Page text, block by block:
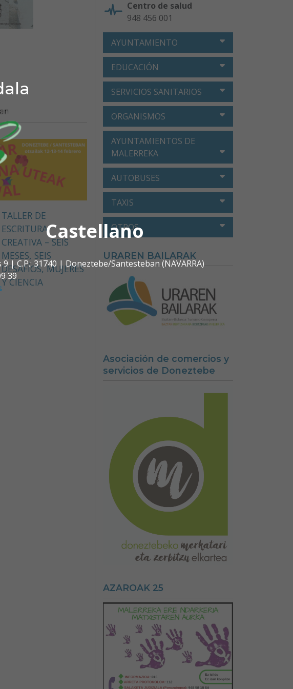
Castellano
| C.P.: 31740 | Doneztebe/Santesteban (NAVARRA)
39
TALLER DE
ESCRITURA
CREATIVA – SEIS
MESES, SEIS
DESAFÍOS, MUJERES
Y CIENCIA
Centro de salud
948 456 001
AYUNTAMIENTO
EDUCACIÓN
SERVICIOS SANITARIOS
ORGANISMOS
AYUNTAMIENTOS DE
MALERREKA
AUTOBUSES
TAXIS
OTROS
URAREN BAILARAK
Asociación de comercios y
servicios de Doneztebe
AZAROAK 25